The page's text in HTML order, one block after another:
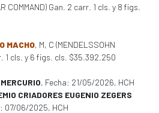
COMMAND) Gan. 2 carr. 1 cls. y 8 figs.
MACHO, M, C (MENDELSSOHN
1 cls. y 6 figs. cls. $35.392.250
, Fecha: 21/05/2026, HCH
CRIADORES EUGENIO ZEGERS
07/06/2025, HCH